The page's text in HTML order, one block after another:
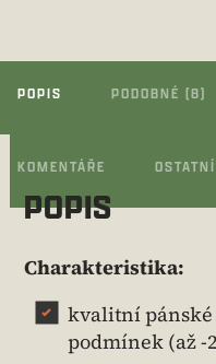
POPIS PODOBNÉ (8)
KOMENTÁŘE
POPIS
Charakteristika:
kvalitní
podmínek (až -